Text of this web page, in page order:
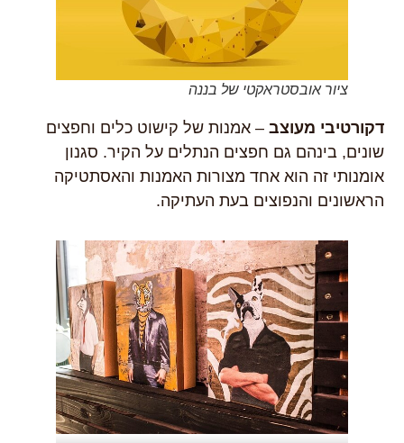
ציור אובסטראקטי של בננה
דקורטיבי מעוצב – אמנות של קישוט כלים וחפצים
שונים, בינהם גם חפצים הנתלים על הקיר. סגנון
אומנותי זה הוא אחד מצורות האמנות והאסתטיקה
הראשונים והנפוצים בעת העתיקה.